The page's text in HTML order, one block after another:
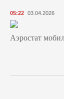
05:22 03.04.2026
Аэростат